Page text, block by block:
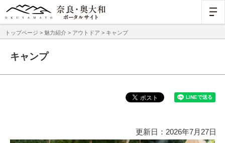
トップページ > 魅力紹介 > アウトドア > キャンプ
キャンプ
更新日：2026年7月27日